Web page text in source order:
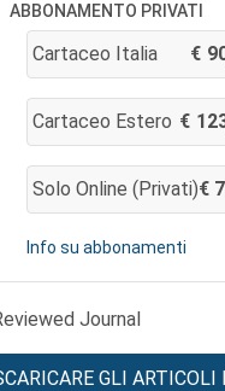
ABBONAMENTO PRIVATI
Cartaceo Italia
AGGIUNGI AL
Cartaceo Estero
AGGIUNGI AL
Solo Online (privati)
AGGIUNGI AL
Info su abbonamenti
Journal
GLI ARTICOLI